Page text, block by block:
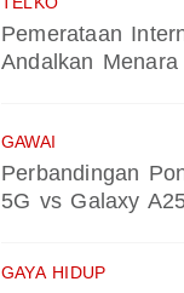
Pemerataan
Andalkan
GAWAI
Perbandingan
5G vs Galaxy
GAYA HIDUP